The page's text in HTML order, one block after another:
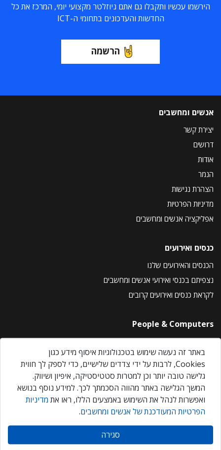
הירשמו עכשיו ותקבלו גם אתם ניוזלטר מקצועי יומי, המרכז את כל
החדשות והעדכונים בתחומי ה-ICT
הרשמה
אנשים ומחשבים
יצירת קשר
דרושים
אודות
הנמר
הצהרת נגישות
מדיניות הפרטיות
אפליקציה אנשים ומחשבים
כנסים ואירועים
הכנסים והאירועים שלנו
נצפיתם בכנסי ואירועי אנשים ומחשבים
לקראת כנסים ואירועים קרובים
People & Computers
About Us
Privacy Policy
Contact Us
Our Events
אנשים ומחשבים © 2026 – כל הזכויות שמורות
באתר זה נעשה שימוש בטכנולוגיות איסוף מידע כגון
Cookies, לרבות על ידי צדדים שלישיים, כדי לספק לך חווית
גלישה טובה יותר וכן למטרות סטטיסטיקה, איפיון ושיווק.
המשך הגלישה באתר מהווה הסכמתך לכך. למידע נוסף בנושא
ואפשרות לנהל את השימוש באמצעים הללו, ראו את מדיניות
הפרטיות המעודכנת של אנשים ומחשבים.
סגירה